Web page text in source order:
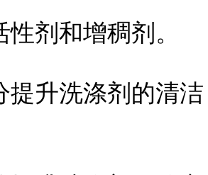
剂和增稠剂。
提升洗涤剂的清洁